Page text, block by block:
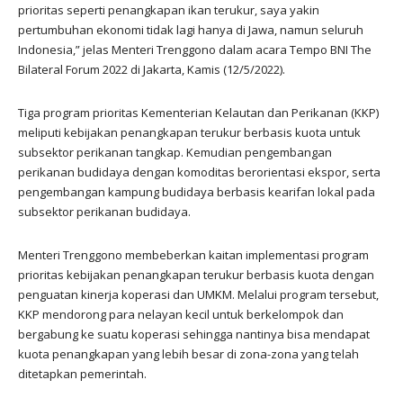
prioritas seperti penangkapan ikan terukur, saya yakin
pertumbuhan ekonomi tidak lagi hanya di Jawa, namun seluruh
Indonesia,” jelas Menteri Trenggono dalam acara Tempo BNI The
Bilateral Forum 2022 di Jakarta, Kamis (12/5/2022).
Tiga program prioritas Kementerian Kelautan dan Perikanan (KKP)
meliputi kebijakan penangkapan terukur berbasis kuota untuk
subsektor perikanan tangkap. Kemudian pengembangan
perikanan budidaya dengan komoditas berorientasi ekspor, serta
pengembangan kampung budidaya berbasis kearifan lokal pada
subsektor perikanan budidaya.
Menteri Trenggono membeberkan kaitan implementasi program
prioritas kebijakan penangkapan terukur berbasis kuota dengan
penguatan kinerja koperasi dan UMKM. Melalui program tersebut,
KKP mendorong para nelayan kecil untuk berkelompok dan
bergabung ke suatu koperasi sehingga nantinya bisa mendapat
kuota penangkapan yang lebih besar di zona-zona yang telah
ditetapkan pemerintah.